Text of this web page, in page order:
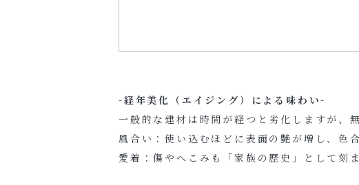
-経年美化（エイジング）による味わい-
一般的な建材は時間が経つと劣化しますが、
風合い：使い込むほどに表面の艶が増し、色
愛着：傷やへこみも「家族の歴史」として刻